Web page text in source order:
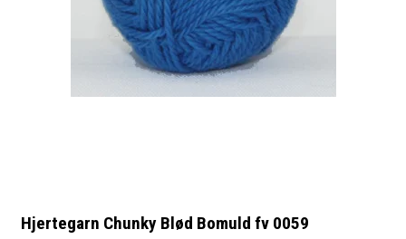
Hjertegarn Chunky Blød Bomuld fv 0059